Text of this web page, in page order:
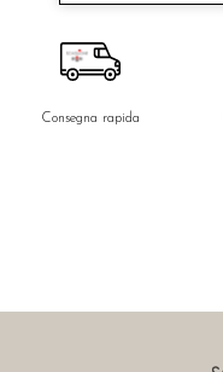
Consegna rapida